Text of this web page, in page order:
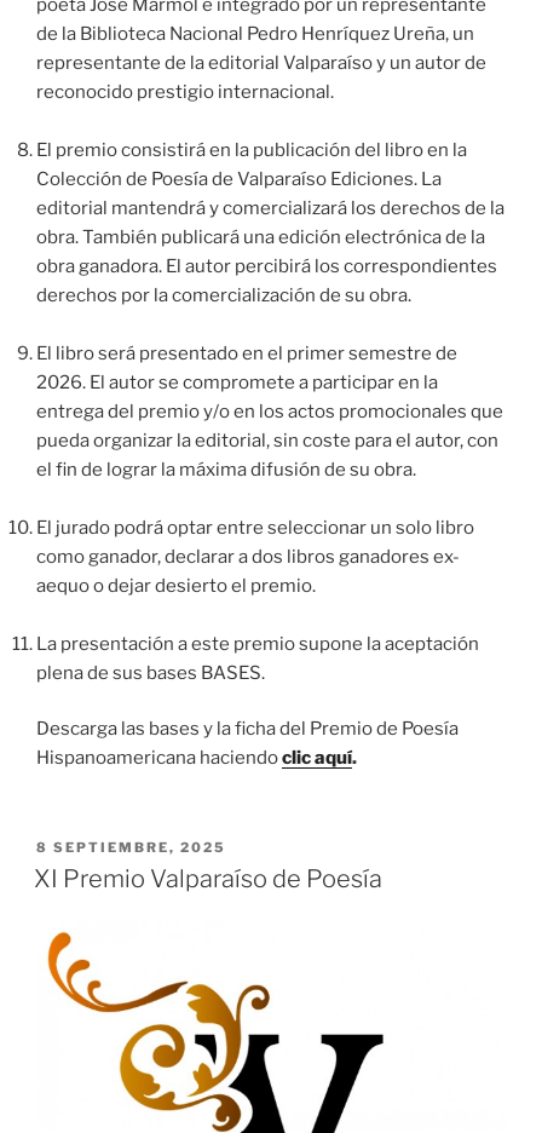
poeta José Mármol e integrado por un representante
de la Biblioteca Nacional Pedro Henríquez Ureña, un
representante de la editorial Valparaíso y un autor de
reconocido prestigio internacional.
El premio consistirá en la publicación del libro en la
Colección de Poesía de Valparaíso Ediciones. La
editorial mantendrá y comercializará los derechos de la
obra. También publicará una edición electrónica de la
obra ganadora. El autor percibirá los correspondientes
derechos por la comercialización de su obra.
El libro será presentado en el primer semestre de
2026. El autor se compromete a participar en la
entrega del premio y/o en los actos promocionales que
pueda organizar la editorial, sin coste para el autor, con
el fin de lograr la máxima difusión de su obra.
El jurado podrá optar entre seleccionar un solo libro
como ganador, declarar a dos libros ganadores ex-
aequo o dejar desierto el premio.
La presentación a este premio supone la aceptación
plena de sus bases BASES.
Descarga las bases y la ficha del Premio de Poesía
Hispanoamericana haciendoclic aquí.
PUBLICADO
EL
8 SEPTIEMBRE, 2025
XI Premio Valparaíso de Poesía